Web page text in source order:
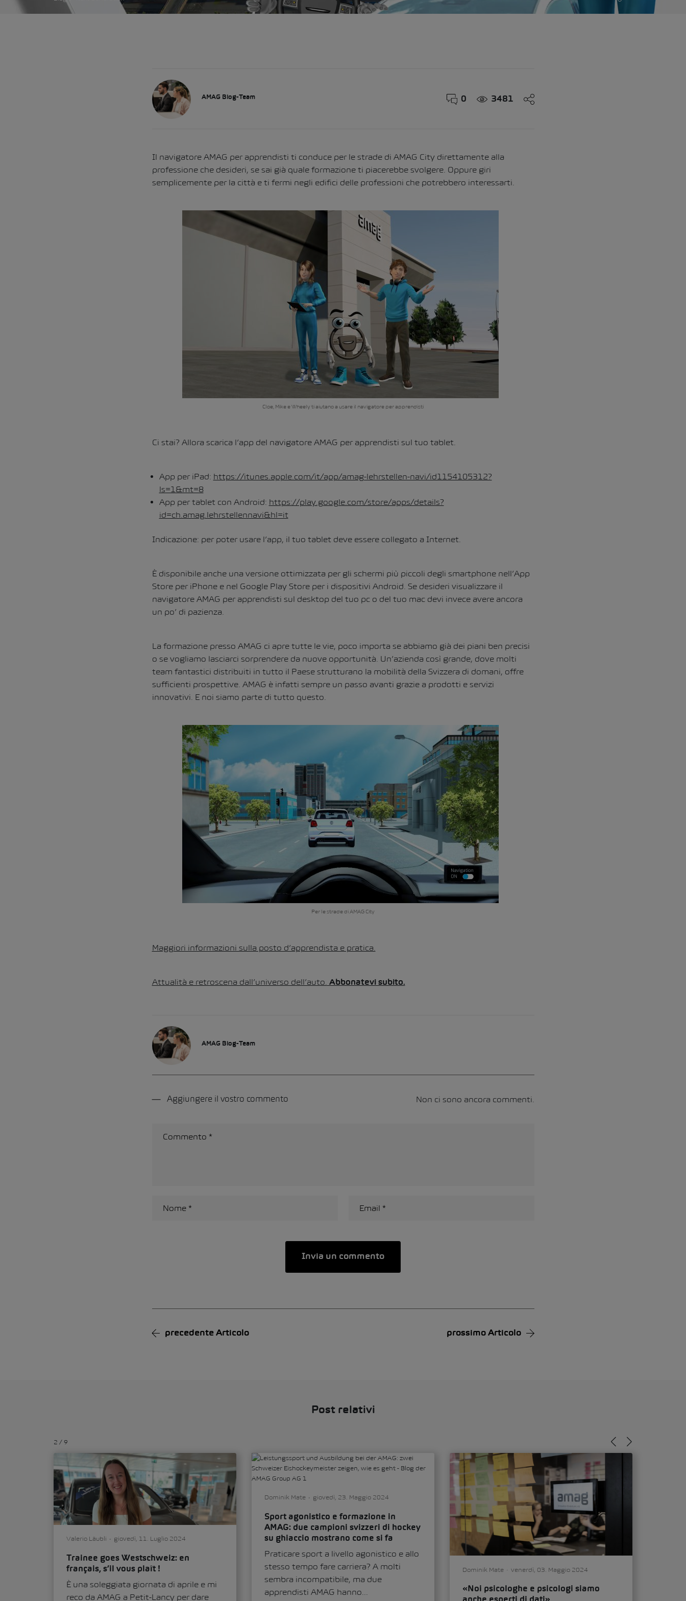
AMAG Blog-Team 0 3481
Il navigatore AMAG per apprendisti ti conduce per le strade di AMAG City direttamente alla
professione che desideri, se sai già quale formazione ti piacerebbe svolgere. Oppure giri
semplicemente per la città e ti fermi negli edifici delle professioni che potrebbero interessarti.
Cloe, Mike e Wheely ti aiutano a usare il navigatore per apprendisti
Ci stai? Allora scarica l’app del navigatore AMAG per apprendisti sul tuo tablet.
App per iPad: https://itunes.apple.com/it/app/amag-lehrstellen-navi/id1154105312?
ls=1&mt=8
App per tablet con Android: https://play.google.com/store/apps/details?
id=ch.amag.lehrstellennavi&hl=it
Indicazione: per poter usare l’app, il tuo tablet deve essere collegato a Internet.
È disponibile anche una versione ottimizzata per gli schermi più piccoli degli smartphone nell’App
Store per iPhone e nel Google Play Store per i dispositivi Android. Se desideri visualizzare il
navigatore AMAG per apprendisti sul desktop del tuo pc o del tuo mac devi invece avere ancora
un po’ di pazienza.
La formazione presso AMAG ci apre tutte le vie, poco importa se abbiamo già dei piani ben precisi
o se vogliamo lasciarci sorprendere da nuove opportunità. Un’azienda così grande, dove molti
team fantastici distribuiti in tutto il Paese strutturano la mobilità della Svizzera di domani, offre
sufficienti prospettive. AMAG è infatti sempre un passo avanti grazie a prodotti e servizi
innovativi. E noi siamo parte di tutto questo.
Per le strade di AMAG City
Maggiori informazioni sulla posto d’apprendista e pratica.
Attualità e retroscena dall’universo dell’auto. Abbonatevi subito.
AMAG Blog-Team
Aggiungere il vostro commento Non ci sono ancora commenti.
precedente Articolo prossimo Articolo
Post relativi
2 / 9
Valerio Läubli giovedì, 11. Luglio 2024
Trainee goes Westschweiz: en
français, s’il vous plaît !
È una soleggiata giornata di aprile e mi
reco da AMAG a Petit-Lancy per dare
Dominik Mate giovedì, 23. Maggio 2024
Sport agonistico e formazione in
AMAG: due campioni svizzeri di hockey
su ghiaccio mostrano come si fa
Praticare sport a livello agonistico e allo
stesso tempo fare carriera? A molti
sembra incompatibile, ma due
apprendisti AMAG hanno...
Dominik Mate venerdì, 03. Maggio 2024
«Noi psicologhe e psicologi siamo